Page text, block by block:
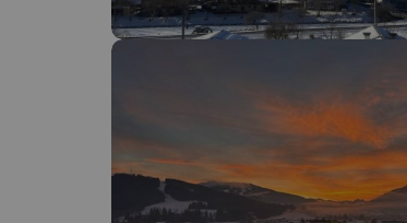
¡Vaya! Parece que nuestro